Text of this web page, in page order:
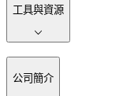
工具與資源
公司簡介